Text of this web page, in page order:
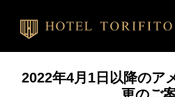
2022年4月1日以降のア